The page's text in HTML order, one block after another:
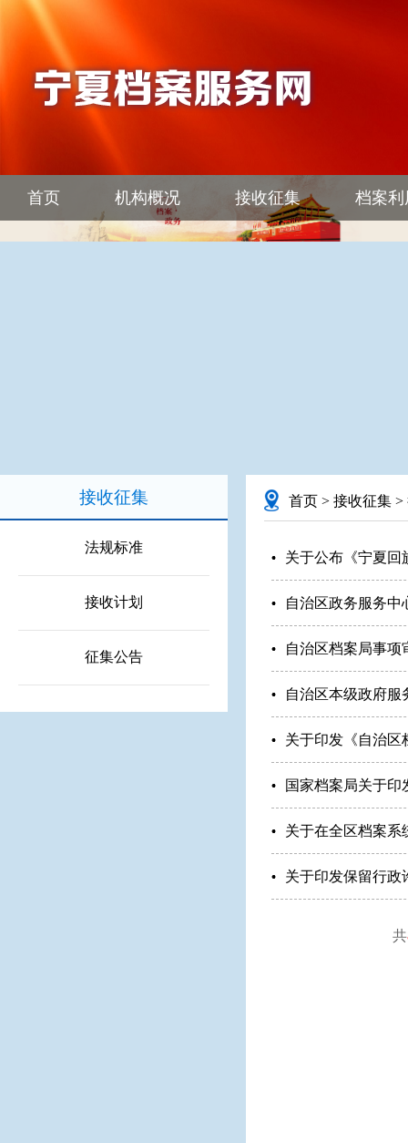
首页 机构概况 接收征集 档案利
接收征集
法规标准
接收计划
征集公告
首页 > 接收征集 >
关于公布《宁夏回
自治区政务服务中
自治区档案局事项
自治区本级政府服
关于印发《自治区
国家档案局关于
关于在全区档案系
关于印发保留行政
共